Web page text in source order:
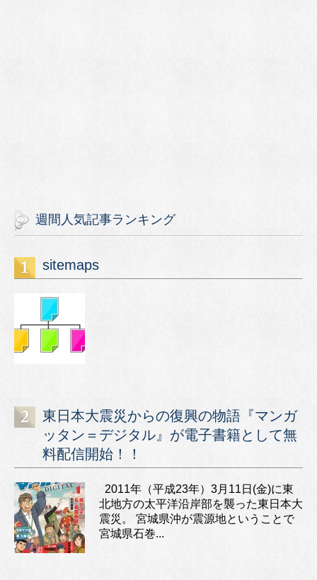
週間人気記事ランキング
sitemaps
東日本大震災からの復興の物語『マンガ
ッタン＝デジタル』が電子書籍として無
料配信開始！！
2011年（平成23年）3月11日(金)に東
北地方の太平洋沿岸部を襲った東日本大
震災。 宮城県沖が震源地ということで
宮城県石巻...